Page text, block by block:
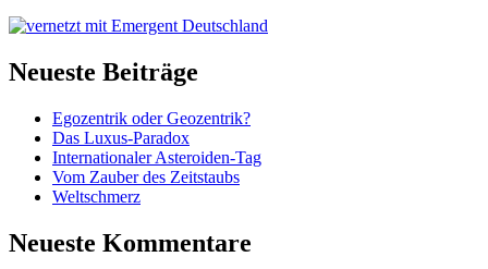
Neueste Beiträge
Egozentrik oder Geozentrik?
Das Luxus-Paradox
Internationaler Asteroiden-Tag
Vom Zauber des Zeitstaubs
Weltschmerz
Neueste Kommentare